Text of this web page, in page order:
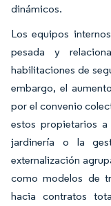
dinámicos.
Los equipos
pesada y
habilitaciones de
embargo, el
por el convenio
estos propietarios
jardinería o la
externalización
como modelos de
hacia contratos